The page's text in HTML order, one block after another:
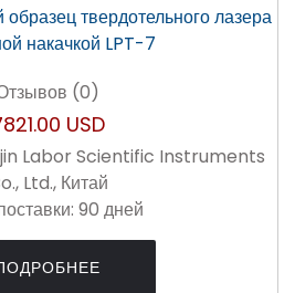
(0)
USD
Labor Scientific Instruments
Ltd., Китай
90 дней